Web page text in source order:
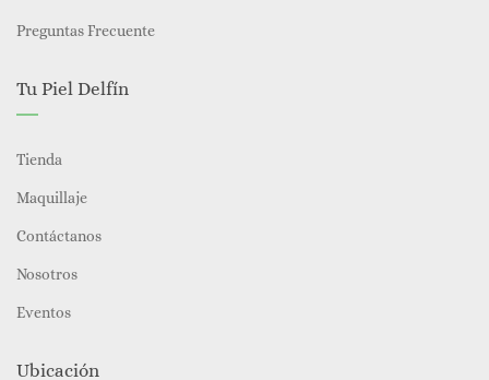
Preguntas Frecuente
Tu Piel Delfín
Tienda
Maquillaje
Contáctanos
Nosotros
Eventos
Ubicación